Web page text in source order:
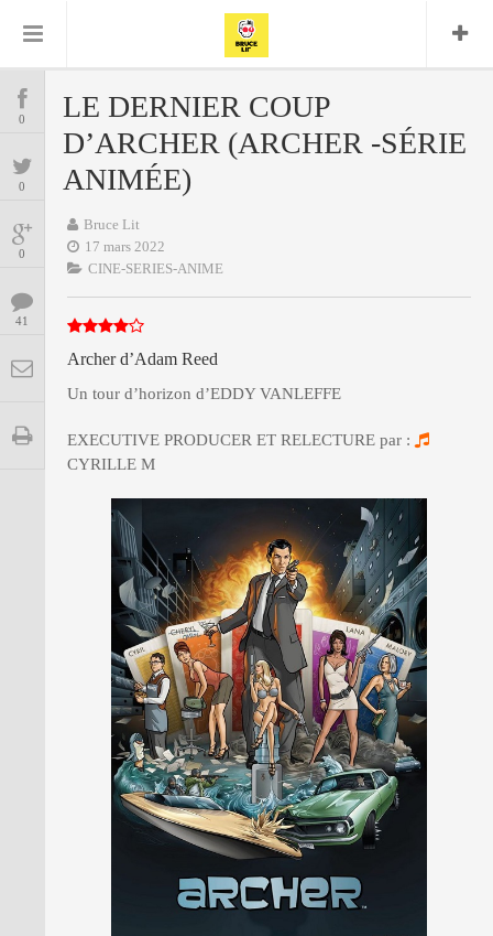
COMICS
MANGAS
BD
ENCYCLOPEGEEK
CINE-SERIES-ANIME
MUSIQUE
0
0
0
41
LE DERNIER COUP
D’ARCHER (ARCHER -SÉRIE
ANIMÉE)
Bruce Lit
17 mars 2022
CINE-SERIES-ANIME
Archer d’Adam Reed
Un tour d’horizon d’EDDY VANLEFFE
EXECUTIVE PRODUCER ET RELECTURE par :
CYRILLE M
Comics
Daredevil
Delcourt
Encyclopegeek Figure
Replay
Focus Frank Miller Garth Ennis
Glénat Graphic Novel image
Independants JB Vu Van
Nguyen Lug Mangas
Marvel
Panini Patrick Faivre
Présence Punisher Rock Semic
Special Guest
Spidey Superman Teamup